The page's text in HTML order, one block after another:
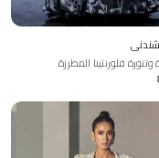
فلورنتينا المطرزة